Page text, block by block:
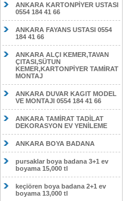
ANKARA KARTONPİYER USTASI
0554 184 41 66
ANKARA FAYANS USTASI 0554
184 41 66
ANKARA ALÇI KEMER,TAVAN
ÇITASI,SÜTUN
KEMER,KARTONPİYER TAMİRAT
MONTAJ
ANKARA DUVAR KAGIT MODEL
VE MONTAJI 0554 184 41 66
ANKARA TAMİRAT TADİLAT
DEKORASYON EV YENİLEME
ANKARA BOYA BADANA
pursaklar boya badana 3+1 ev
boyama 15,000 tl
keçiören boya badana 2+1 ev
boyama 13,000 tl